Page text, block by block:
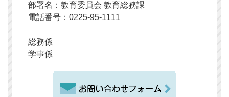
部署名：教育委員会 教育総務課
電話番号：0225-95-1111
総務係
学事係